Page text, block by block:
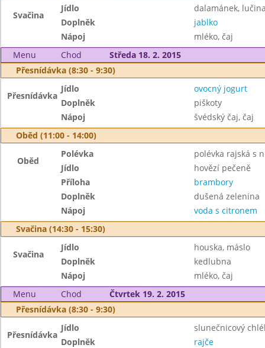
Svačina
Jídlo
dalamánek,
Doplněk
jablko
Nápoj
mléko, čaj
Menu
Chod
Středa 18. 2. 2015
Přesnídávka (8:30 - 9:30)
Přesnídávka
Jídlo
ovocný jogurt
Doplněk
piškoty
Nápoj
švédský čaj, čaj
Oběd (11:00 - 14:00)
Oběd
Polévka
polévka rajská s
Jídlo
hovězí pečeně
Příloha
brambory
Doplněk
dušená zelenina
Nápoj
voda s citronem
Svačina (14:30 - 15:30)
Svačina
Jídlo
houska, máslo
Doplněk
kedlubna
Nápoj
mléko, čaj
Menu
Chod
Čtvrtek 19. 2. 2015
Přesnídávka (8:30 - 9:30)
Přesnídávka
Jídlo
slunečnicový
Doplněk
rajče